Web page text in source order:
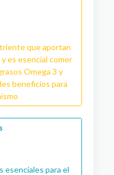
que aportan
es esencial comer
Omega 3 y
beneficios para
esenciales para el